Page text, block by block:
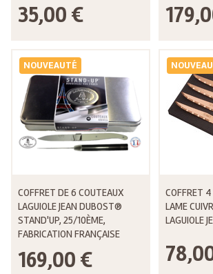
35,00 €
NOUVEAUTÉ
COFFRET DE 6 COUTEAUX
LAGUIOLE JEAN DUBOST®
STAND'UP, 25/10ÈME,
FABRICATION FRANÇAISE
169,00 €
COFFRET
LAME
LAGUIOLE